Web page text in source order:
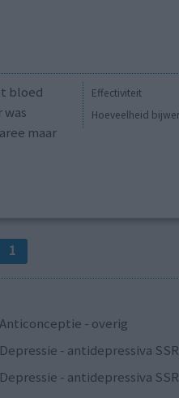
Effectiviteit
Hoeveelheid
bloed
was
maar
1
Anticonceptie - overig
Depressie - antidepressiva
Depressie - antidepressiva